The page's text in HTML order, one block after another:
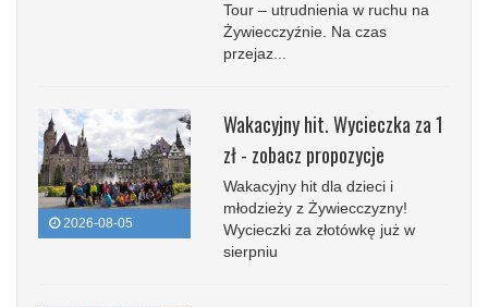
Tour – utrudnienia w ruchu na
Żywiecczyźnie. Na czas
przejaz...
2026-08-05
Wakacyjny hit. Wycieczka za 1
zł - zobacz propozycje
Wakacyjny hit dla dzieci i
młodzieży z Żywiecczyzny!
Wycieczki za złotówkę już w
sierpniu